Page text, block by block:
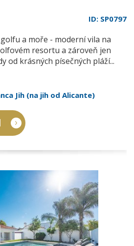
ID: SP0797
a moře - moderní vila na
resortu a zároveň jen
od krásných písečných pláží...
Jih (na jih od Alicante)